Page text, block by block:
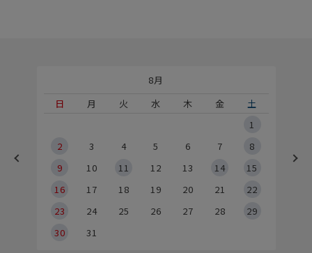
8月
日
月 火 水 木 金
土
1
2
3 4 5 6 7
8
9
10 11 12 13 14
15
16
17 18 19 20 21
22
23
24 25 26 27 28
29
30
31